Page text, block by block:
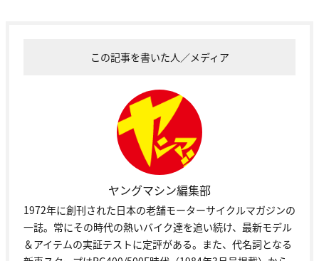
この記事を書いた人／メディア
ヤングマシン編集部
1972年に創刊された日本の老舗モーターサイクルマガジンの
一誌。常にその時代の熱いバイク達を追い続け、最新モデル
＆アイテムの実証テストに定評がある。また、代名詞となる